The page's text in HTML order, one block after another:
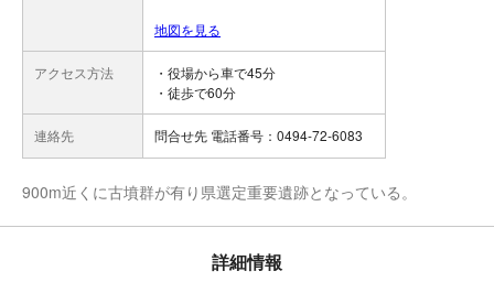
地図を見る
アクセス方法
・役場から車で45分
・徒歩で60分
連絡先 問合せ先 電話番号：0494-72-6083
900m近くに古墳群が有り県選定重要遺跡となっている。
詳細情報